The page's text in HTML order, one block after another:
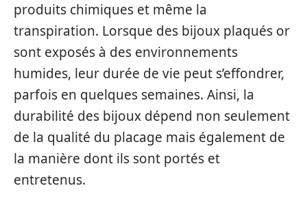
produits chimiques et même la
transpiration. Lorsque des bijoux plaqués or
sont exposés à des environnements
humides, leur durée de vie peut s’effondrer,
parfois en quelques semaines. Ainsi, la
durabilité des bijoux dépend non seulement
de la qualité du placage mais également de
la manière dont ils sont portés et
entretenus.